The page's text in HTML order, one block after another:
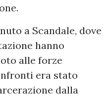
a Scandale, dove
hanno
alle forze
era stato
dalla